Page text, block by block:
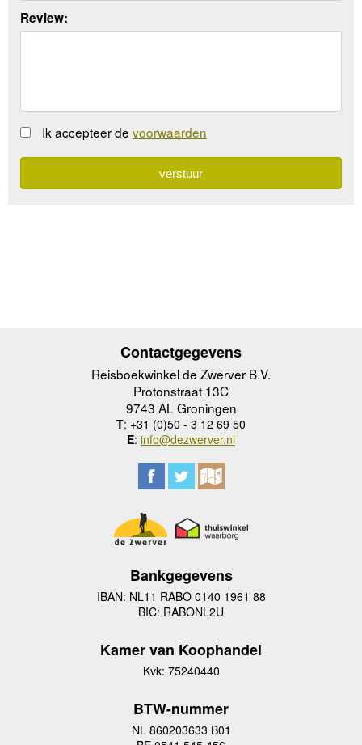
Review:
Ik accepteer de voorwaarden
Contactgegevens
Reisboekwinkel de Zwerver B.V.
Protonstraat 13C
9743 AL Groningen
T: +31 (0)50 - 3 12 69 50
E: info@dezwerver.nl
Bankgegevens
IBAN: NL11 RABO 0140 1961 88
BIC: RABONL2U
Kamer van Koophandel
Kvk: 75240440
BTW-nummer
NL 860203633 B01